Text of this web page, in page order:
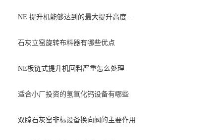
NE 提升机能够达到的最大提升高度...
石灰立窑旋转布料器有哪些优点
NE板链式提升机回料严重怎么处理
适合小厂投资的氢氧化钙设备有哪些
双膛石灰窑非标设备换向阀的主要作用